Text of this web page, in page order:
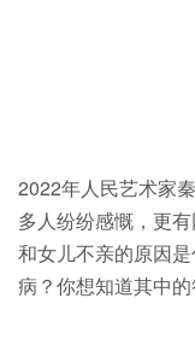
2022年人民艺术家
多人纷纷感慨，更
和女儿不亲的原因
病？你想知道其中的